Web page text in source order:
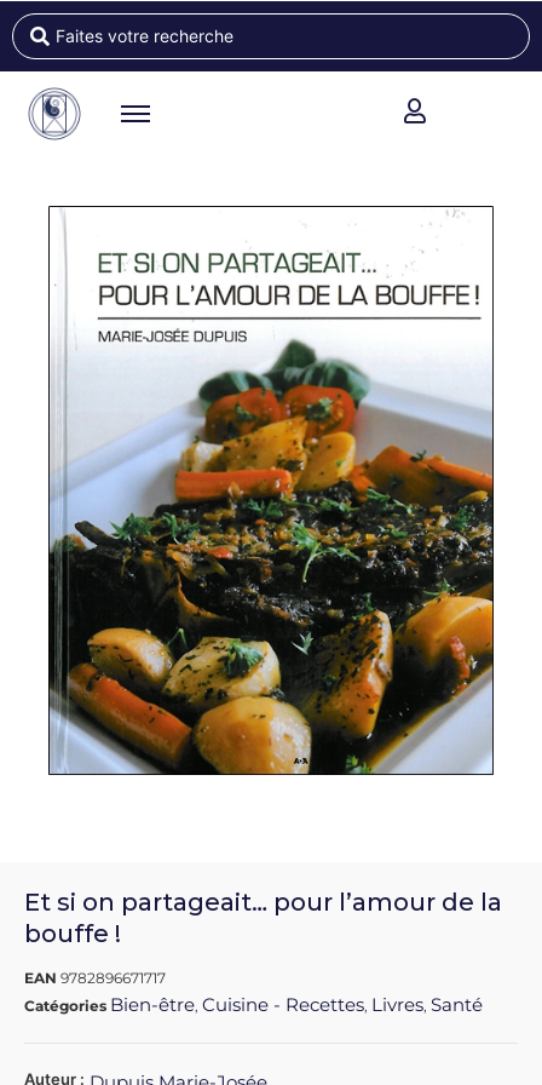
Et si on partageait… pour l’amour de la
bouffe !
EAN 9782896671717
Catégories Bien-être, Cuisine - Recettes, Livres, Santé
Auteur :